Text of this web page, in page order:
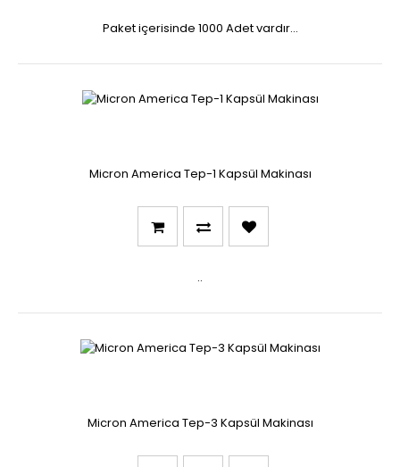
Paket içerisinde 1000 Adet vardır...
Micron America Tep-1 Kapsül Makinası
..
Micron America Tep-3 Kapsül Makinası